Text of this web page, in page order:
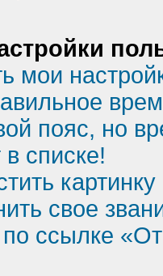
мои
пояс, но
списке!
свое
ссылке